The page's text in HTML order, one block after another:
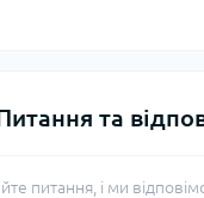
та
питання, і ми